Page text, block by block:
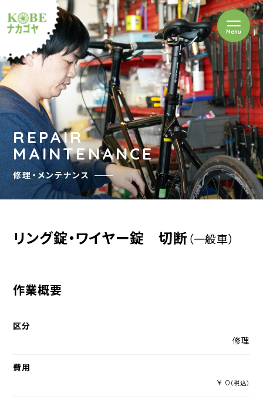
ルショップナカゴヤ
Menuを開閉
REPAIR
MAINTENANCE
修理・メンテナンス
リング錠・ワイヤー錠 切断 （一般車）
作業概要
区分
修理
費用
¥ 0 （税込）